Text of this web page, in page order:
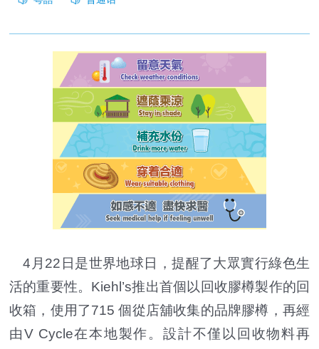
4月22日是世界地球日，提醒了大眾實行綠色生
活的重要性。Kiehl’s推出首個以回收膠樽製作的回
收箱，使用了715 個從店舖收集的品牌膠樽，再經
由V Cycle在本地製作。設計不僅以回收物料再